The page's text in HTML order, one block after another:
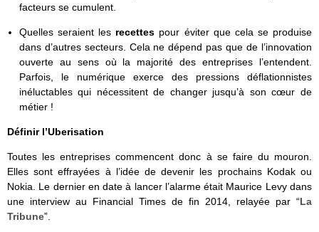
facteurs se cumulent.
Quelles seraient les recettes pour éviter que cela se produise
dans d’autres secteurs. Cela ne dépend pas que de l’innovation
ouverte au sens où la majorité des entreprises l’entendent.
Parfois, le numérique exerce des pressions déflationnistes
inéluctables qui nécessitent de changer jusqu’à son cœur de
métier !
Définir l’Uberisation
Toutes les entreprises commencent donc à se faire du mouron.
Elles sont effrayées à l’idée de devenir les prochains Kodak ou
Nokia. Le dernier en date à lancer l’alarme était Maurice Levy dans
une interview au Financial Times de fin 2014, relayée par “La
Tribune”.